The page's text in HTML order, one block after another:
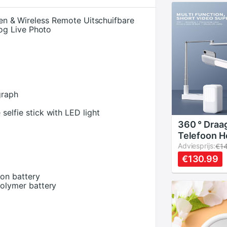
& Wireless Remote Uitschuifbare
Live Photo
stick with LED light
battery
battery
360 °
Telefoon
Stand Met
Draadloze
Led Selfie
Lamp
Telefoon
Adviesprijs:
€130.99